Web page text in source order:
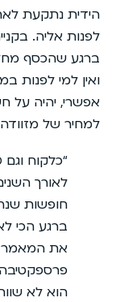
הידית נתקעת
לפנות אליה.
ברגע שהכסף
ואין למי לפנות
אפשרי, יהיה על
למחיר של
“כלקוח
לאורך
חופשות
ברגע הכי
את המאמר
הוא לא